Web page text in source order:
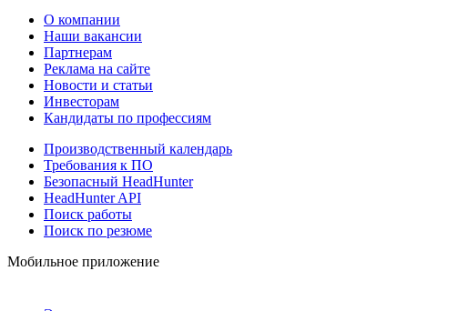
О компании
Наши вакансии
Партнерам
Реклама на сайте
Новости и статьи
Инвесторам
Кандидаты по профессиям
Производственный календарь
Требования к ПО
Безопасный HeadHunter
HeadHunter API
Поиск работы
Поиск по резюме
Мобильное приложение